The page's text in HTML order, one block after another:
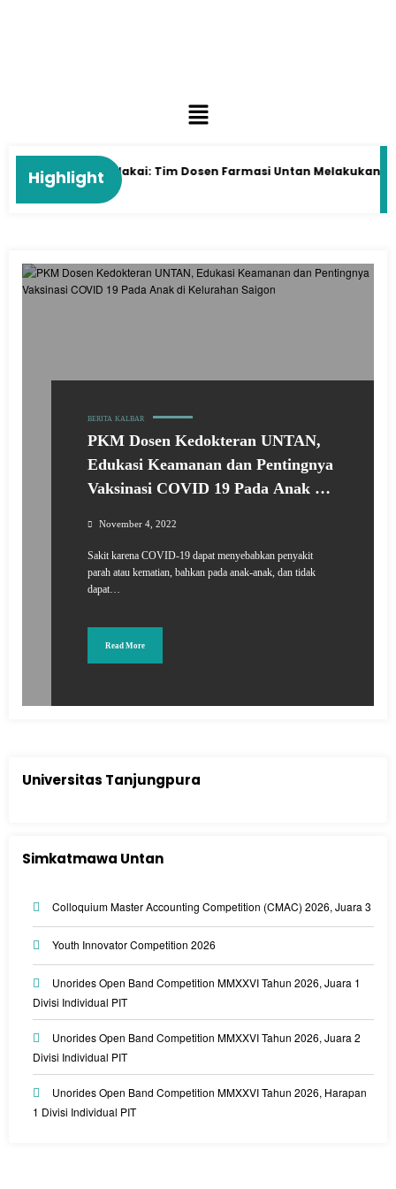
Highlight
Tanaman Kelakai: Tim Dosen Farmasi Untan Melakukan
BERITA KALBAR
PKM Dosen Kedokteran UNTAN,
Edukasi Keamanan dan Pentingnya
Vaksinasi COVID 19 Pada Anak di
November 4, 2022
Sakit karena COVID-19 dapat menyebabkan penyakit
parah atau kematian, bahkan pada anak-anak, dan tidak
dapat…
Read More
Universitas Tanjungpura
Simkatmawa Untan
Colloquium Master Accounting Competition (CMAC) 2026, Juara 3
Youth Innovator Competition 2026
Unorides Open Band Competition MMXXVI Tahun 2026, Juara 1
Divisi Individual PIT
Unorides Open Band Competition MMXXVI Tahun 2026, Juara 2
Divisi Individual PIT
Unorides Open Band Competition MMXXVI Tahun 2026, Harapan
1 Divisi Individual PIT